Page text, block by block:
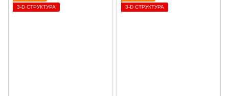
3-D СТРУКТУРА
3-D СТРУКТУРА